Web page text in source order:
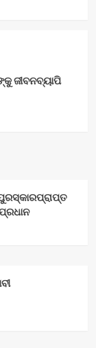
ଜୀବନବ୍ୟାପି